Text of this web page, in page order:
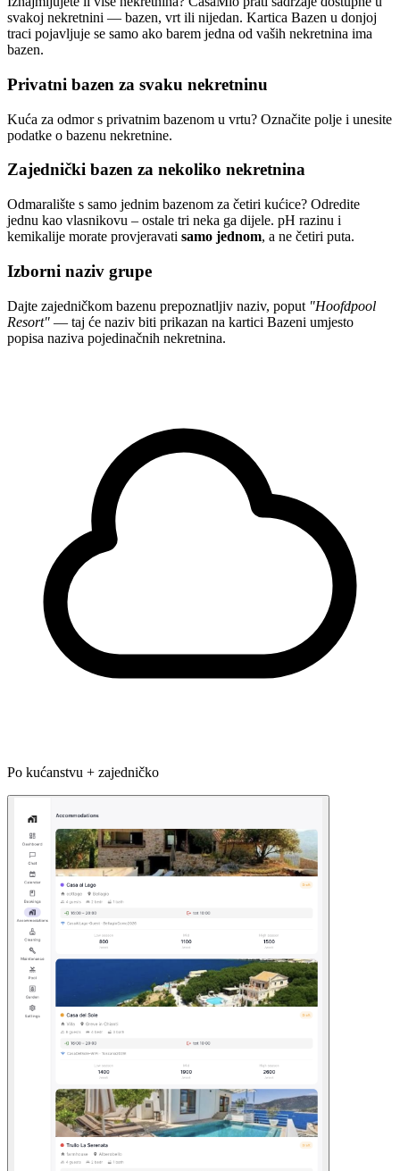
svakoj nekretnini — bazen, vrt ili nijedan. Kartica Bazen u donjoj
traci pojavljuje se samo ako barem jedna od vaših nekretnina ima
bazen.
Privatni bazen za svaku nekretninu
Kuća za odmor s privatnim bazenom u vrtu? Označite polje i unesite
podatke o bazenu nekretnine.
Zajednički bazen za nekoliko nekretnina
Odmaralište s samo jednim bazenom za četiri kućice? Odredite
jednu kao vlasnikovu – ostale tri neka ga dijele. pH razinu i
kemikalije morate provjeravati samo jednom, a ne četiri puta.
Izborni naziv grupe
Dajte zajedničkom bazenu prepoznatljiv naziv, poput "Hoofdpool
Resort" — taj će naziv biti prikazan na kartici Bazeni umjesto
popisa naziva pojedinačnih nekretnina.
Po kućanstvu + zajedničko